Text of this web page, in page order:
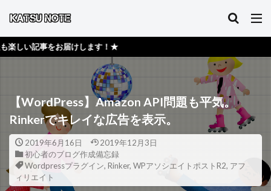
けします！★
【WordPress】Amazon API問題も平気。
Rinkerでキレイな広告を表示。
2019年6月16日
2019年12月3日
初心者のブログ作成備忘録
Wordpressプラグイン, Rinker, WPアソシエイトポストR2, アフ
ィリエイト